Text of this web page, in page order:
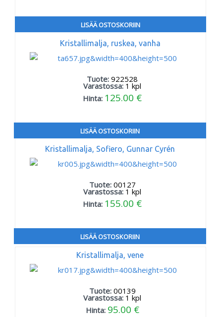
LISÄÄ OSTOSKORIIN
Kristallimalja, ruskea, vanha
Tuote:922528
Varastossa: 1 kpl
Hinta: 125.00 €
LISÄÄ OSTOSKORIIN
Kristallimalja, Sofiero, Gunnar Cyrén
Tuote: 00127
Varastossa: 1 kpl
Hinta: 155.00 €
LISÄÄ OSTOSKORIIN
Kristallimalja, vene
Tuote: 00139
Varastossa: 1 kpl
Hinta: 95.00 €